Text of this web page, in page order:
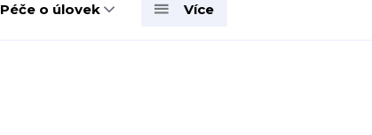
Péče o úlovek Více